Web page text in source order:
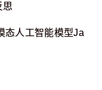
思
态人工智能模型